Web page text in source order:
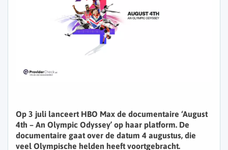
Op 3 juli lanceert HBO Max de documentaire ‘August
4th – An Olympic Odyssey’ op haar platform. De
documentaire gaat over de datum 4 augustus, die
veel Olympische helden heeft voortgebracht.